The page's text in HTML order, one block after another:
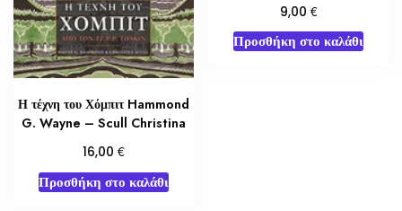
Η τέχνη του Χόμπιτ Hammond
G. Wayne – Scull Christina
16,00 €
Προσθήκη στο καλάθι
9,00 €
Προσθήκη στο καλάθι